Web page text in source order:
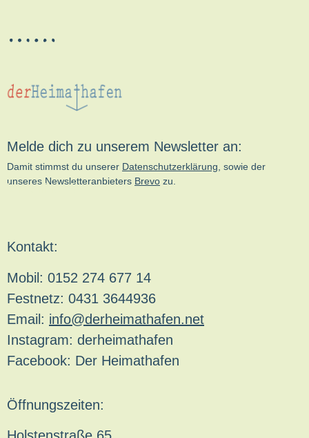
Melde dich zu unserem Newsletter an:
Damit stimmst du unserer Datenschutzerklärung, sowie der
unseres Newsletteranbieters Brevo zu.
kn-online.de
Kontakt:
Mobil: 0152 274 677 14
Festnetz: 0431 3644936
Email: info@derheimathafen.net
Instagram: derheimathafen
Facebook: Der Heimathafen
Öffnungszeiten: